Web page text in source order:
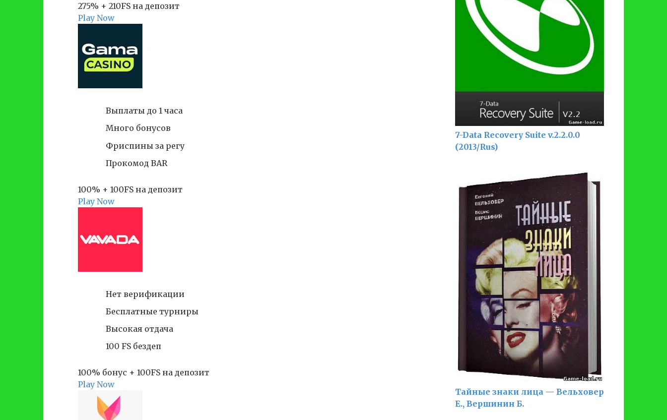
275% + 210FS на депозит
Play Now
Выплаты до 1 часа
Много бонусов
Фриспины за регу
Прокомод BAR
100% + 100FS на депозит
Play Now
Нет верификации
Бесплатные турниры
Высокая отдача
100 FS бездеп
100% бонус + 100FS на депозит
Play Now
7-Data Recovery Suite v.2.2.0.0
(2013/Rus)
Тайные знаки лица — Вельховер
Е., Вершинин Б.